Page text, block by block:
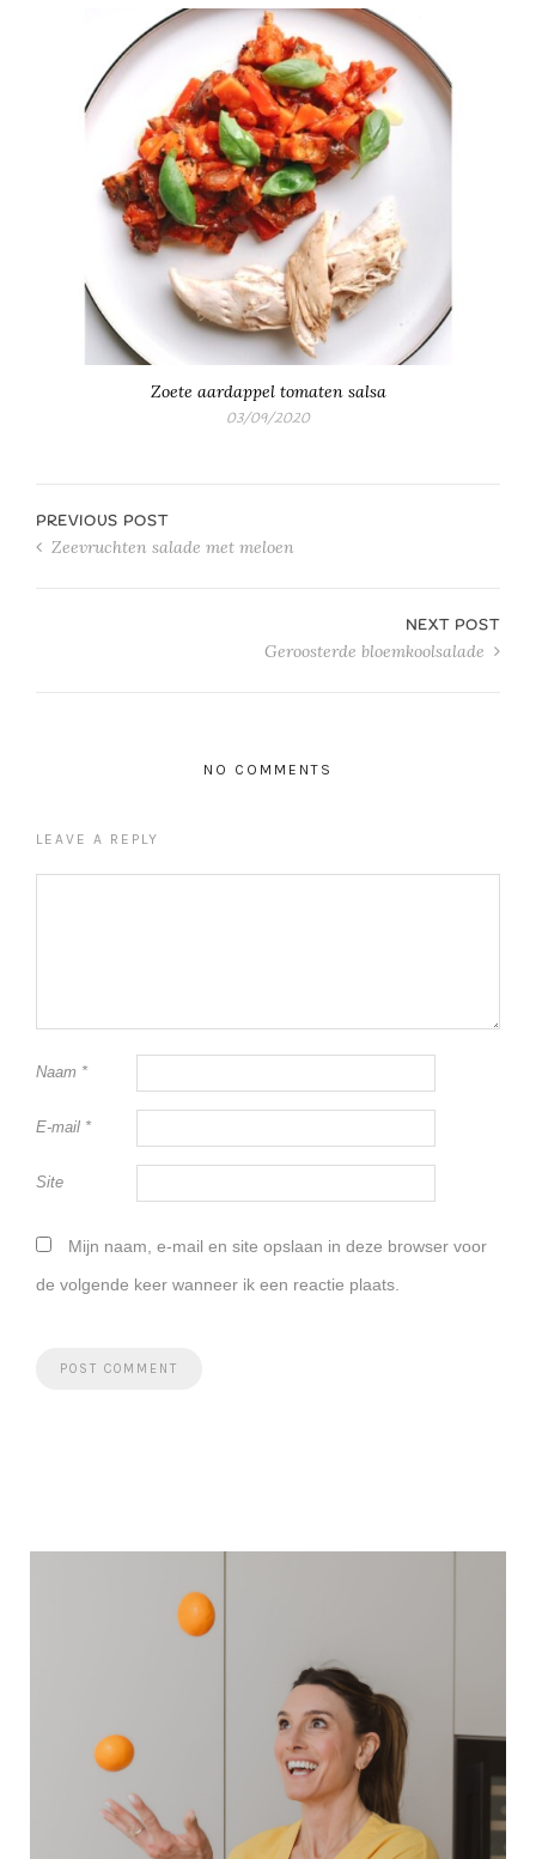
Zoete aardappel tomaten salsa
03/09/2020
PREVIOUS POST
Zeevruchten salade met meloen
NEXT POST
Geroosterde bloemkoolsalade
NO COMMENTS
LEAVE A REPLY
Naam *
E-mail *
Site
Mijn naam, e-mail en site opslaan in deze browser voor
de volgende keer wanneer ik een reactie plaats.